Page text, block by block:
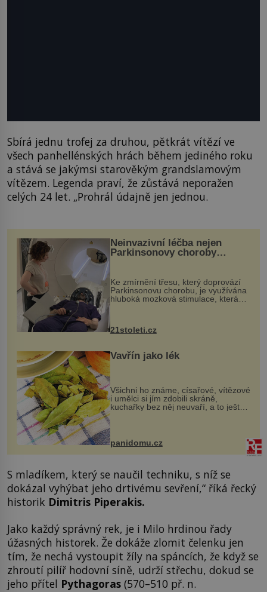
Sbírá jednu trofej za druhou, pětkrát vítězí ve
všech panhellénských hrách během jediného roku
a stává se jakýmsi starověkým grandslamovým
vítězem. Legenda praví, že zůstává neporažen
celých 24 let. „Prohrál údajně jen jednou.
Neinvazivní léčba nejen
Parkinsonovy choroby
Ke zmírnění třesu, který doprovází
Parkinsonovu chorobu, je využívána
hluboká mozková stimulace, která
však vyžaduje vysoce invazivní
k dostatečně přesnému zacílení ...
21stoleti.cz
Vavřín jako lék
Všichni ho známe, císařové, vítězové
i umělci si jím zdobili skráně,
kuchařky bez něj neuvaří, a to ještě
nevíte, že bobkový list může výrazně
zmírnit některé naše neduhy.
Obsahuje v malém množství ně...
panidomu.cz
S mladíkem, který se naučil techniku, s níž se
dokázal vyhýbat jeho drtivému sevření,“ říká řecký
historik Dimitris Piperakis.
Jako každý správný rek, je i Milo hrdinou řady
úžasných historek. Že dokáže zlomit čelenku jen
tím, že nechá vystoupit žíly na spáncích, že když se
zhroutí pilíř hodovní síně, udrží střechu, dokud se
jeho přítel Pythagoras (570–510 př. n.